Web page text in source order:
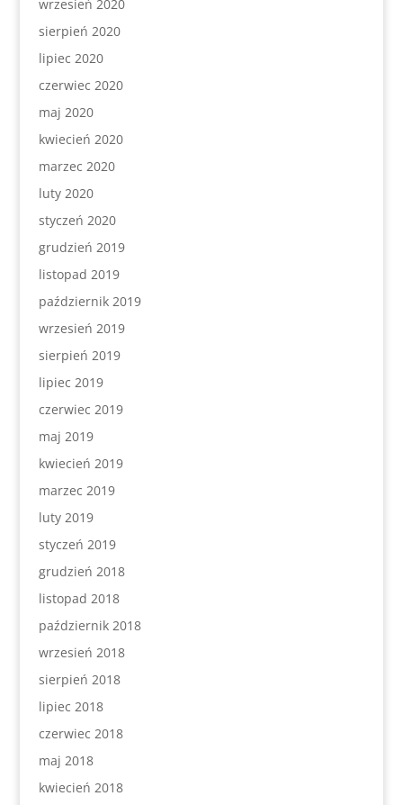
wrzesień 2020
sierpień 2020
lipiec 2020
czerwiec 2020
maj 2020
kwiecień 2020
marzec 2020
luty 2020
styczeń 2020
grudzień 2019
listopad 2019
październik 2019
wrzesień 2019
sierpień 2019
lipiec 2019
czerwiec 2019
maj 2019
kwiecień 2019
marzec 2019
luty 2019
styczeń 2019
grudzień 2018
listopad 2018
październik 2018
wrzesień 2018
sierpień 2018
lipiec 2018
czerwiec 2018
maj 2018
kwiecień 2018